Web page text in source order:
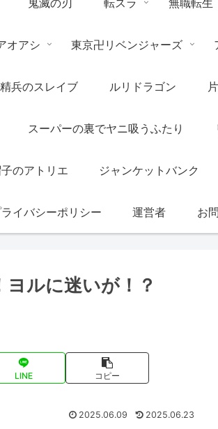
オアシ 東京卍リベンジャーズ
兵のスレイブ ルリドラゴン
スーパーの裏でヤニ吸うふたり
のアトリエ ジャンケットバンク
イバシーポリシー 運営者 お
ルに迷いが！？
LINE コピー
2025.06.09 2025.06.23